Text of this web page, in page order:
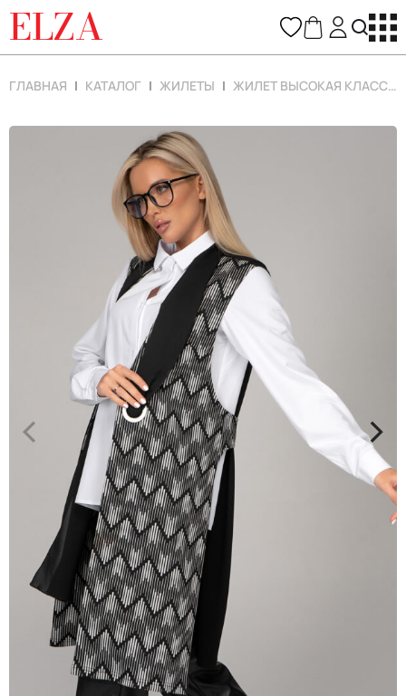
ELZA
ГЛАВНАЯ КАТАЛОГ ЖИЛЕТЫ ЖИЛЕТ ВЫСОКАЯ КЛАССИКА (ЗЕБРА)
< >